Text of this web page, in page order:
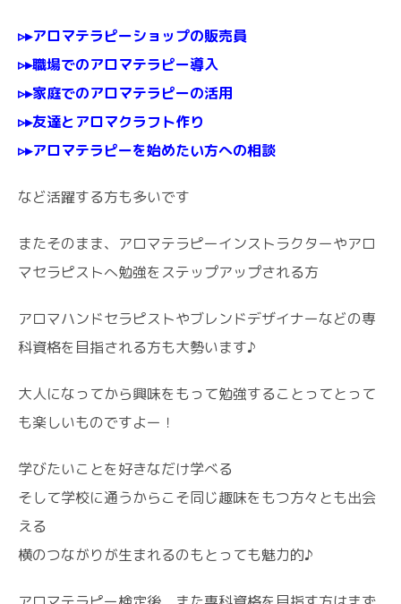
▹▸アロマテラピーショップの販売員
▹▸職場でのアロマテラピー導入
▹▸家庭でのアロマテラピーの活用
▹▸友達とアロマクラフト作り
▹▸アロマテラピーを始めたい方への相談
など活躍する方も多いです
またそのまま、アロマテラピーインストラクターやアロ
マセラピストへ勉強をステップアップされる方
アロマハンドセラピストやブレンドデザイナーなどの専
科資格を目指される方も大勢います♪
大人になってから興味をもって勉強することってとって
も楽しいものですよー！
学びたいことを好きなだけ学べる
そして学校に通うからこそ同じ趣味をもつ方々とも出会
える
横のつながりが生まれるのもとっても魅力的♪